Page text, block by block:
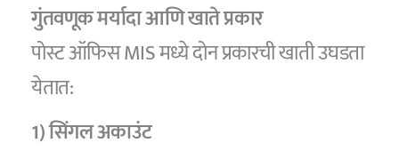
गुंतवणूक मर्यादा आणि खाते प्रकार
पोस्ट ऑफिस MIS मध्ये दोन प्रकारची खाती उघडता
येतात:
1) सिंगल अकाउंट